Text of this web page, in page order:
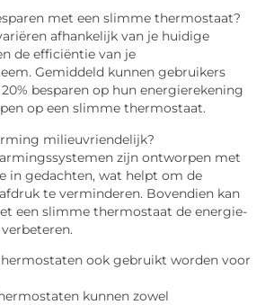
met een slimme thermostaat?
afhankelijk van je huidige
de efficiëntie van je
Gemiddeld kunnen gebruikers
20% besparen op hun energierekening
op een slimme thermostaat.
milieuvriendelijk?
zijn ontworpen met
in gedachten, wat helpt om de
te verminderen. Bovendien kan
een slimme thermostaat de energie-
ook gebruikt worden voor
kunnen zowel